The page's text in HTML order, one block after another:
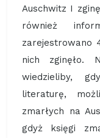
Auschwitz I
również
zarejestrowano
nich zginęło.
wiedzieliby,
literaturę,
zmarłych na
gdyż księgi